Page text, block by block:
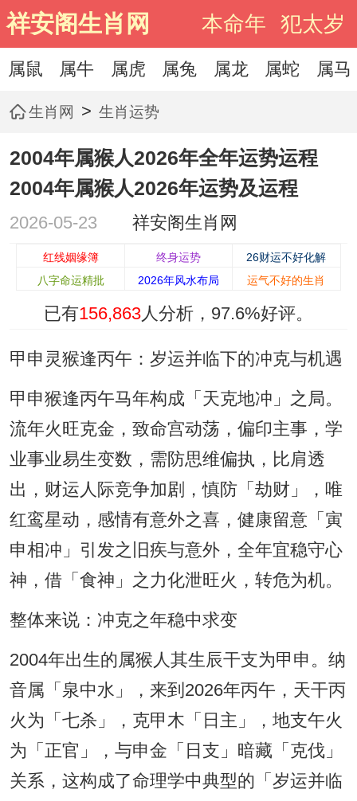
祥安阁生肖网 本命年 犯太岁
属鼠 属牛 属虎 属兔 属龙 属蛇 属马
生肖网 > 生肖运势
2004年属猴人2026年全年运势运程
2004年属猴人2026年运势及运程
2026-05-23 祥安阁生肖网
红线姻缘簿 终身运势
26财运不好化解
八字命运精批
2026年风水布局 运气不好的生肖
已有156,863人分析， 97.6%好评。
甲申灵猴逢丙午：岁运并临下的冲克与机遇
甲申猴逢丙午马年构成「天克地冲」之局。
流年火旺克金，致命宫动荡，偏印主事，学
业事业易生变数，需防思维偏执，比肩透
出，财运人际竞争加剧，慎防「劫财」，唯
红鸾星动，感情有意外之喜，健康留意「寅
申相冲」引发之旧疾与意外，全年宜稳守心
神，借「食神」之力化泄旺火，转危为机。
整体来说：冲克之年稳中求变
2004年出生的属猴人其生辰干支为甲申。纳
音属「泉中水」，来到2026年丙午，天干丙
火为「七杀」，克甲木「日主」，地支午火
为「正官」，与申金「日支」暗藏「克伐」
关系，这构成了命理学中典型的「岁运并临